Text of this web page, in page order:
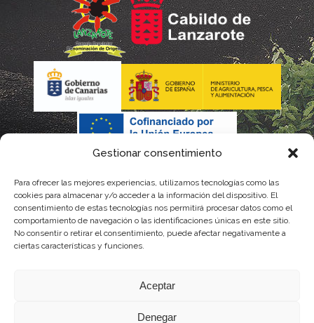
Gestionar consentimiento
Para ofrecer las mejores experiencias, utilizamos tecnologías como las
cookies para almacenar y/o acceder a la información del dispositivo. El
consentimiento de estas tecnologías nos permitirá procesar datos como el
comportamiento de navegación o las identificaciones únicas en este sitio.
No consentir o retirar el consentimiento, puede afectar negativamente a
ciertas características y funciones.
Aceptar
Denegar
La gestión de la DOP Lanzarote realizada por este Consejo
Regulador es financiada, parcialmente, por el Gobierno de
Canarias
Instituto Canario de Calidad Agroalimentaria